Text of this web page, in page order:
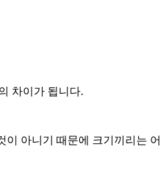
차이가 됩니다.
아니기 때문에 크기끼리는